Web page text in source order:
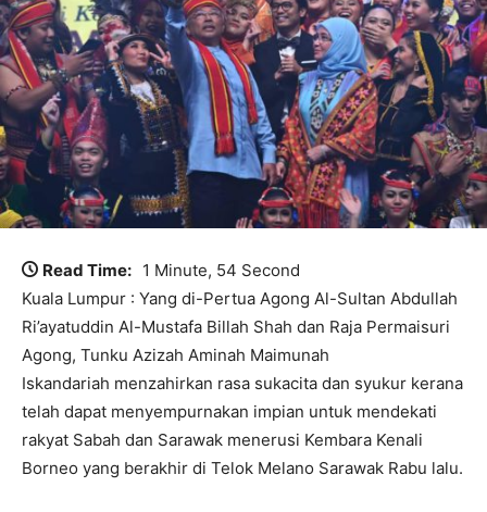
Read Time: 1 Minute, 54 Second
Kuala Lumpur : Yang di-Pertua Agong Al-Sultan Abdullah
Ri’ayatuddin Al-Mustafa Billah Shah dan Raja Permaisuri
Agong, Tunku Azizah Aminah Maimunah
Iskandariah menzahirkan rasa sukacita dan syukur kerana
telah dapat menyempurnakan impian untuk mendekati
rakyat Sabah dan Sarawak menerusi Kembara Kenali
Borneo yang berakhir di Telok Melano Sarawak Rabu lalu.